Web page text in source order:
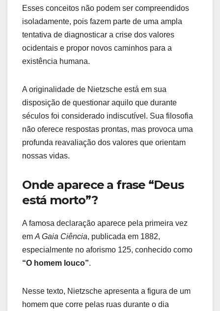
Esses conceitos não podem ser compreendidos
isoladamente, pois fazem parte de uma ampla
tentativa de diagnosticar a crise dos valores
ocidentais e propor novos caminhos para a
existência humana.
A originalidade de Nietzsche está em sua
disposição de questionar aquilo que durante
séculos foi considerado indiscutível. Sua filosofia
não oferece respostas prontas, mas provoca uma
profunda reavaliação dos valores que orientam
nossas vidas.
Onde aparece a frase “Deus
está morto”?
A famosa declaração aparece pela primeira vez
em A Gaia Ciência, publicada em 1882,
especialmente no aforismo 125, conhecido como
“O homem louco”.
Nesse texto, Nietzsche apresenta a figura de um
homem que corre pelas ruas durante o dia